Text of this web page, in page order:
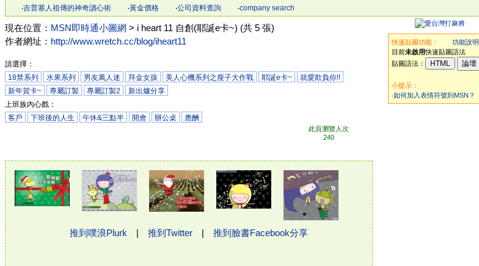
‧吉普塞人祖傳的神奇讀心術 ‧黃金價格 ‧公司資料查詢 ‧company search
現在位置： MSN即時通小圖網 > i heart 11 自創(耶誕e卡~) (共 5 張)
作者網址： http://www.wretch.cc/blog/iheart11
請選擇：
18禁系列
水果系列 男友萬人迷 拜金女孩 美人心機系列之瘦子大作戰 耶誕e卡~
就愛欺負你!!
新年賀卡~
專屬訂製 專屬訂製2
新出爐分享
上班族內心戲：
客戶
下班後的人生 午休&三點半 開會 辦公桌 應酬
此頁瀏覽人次
240
快速貼圖功能：
功能說明
目前未啟用快速貼圖語法
貼圖語法：
小提示：
‧如何加入表情符號到MSN？
推到噗浪Plurk 推到Twitter 推到臉書Facebook分享